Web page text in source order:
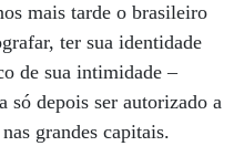
mais tarde o brasileiro
ter sua identidade
de sua intimidade –
só depois ser autorizado a
grandes capitais.